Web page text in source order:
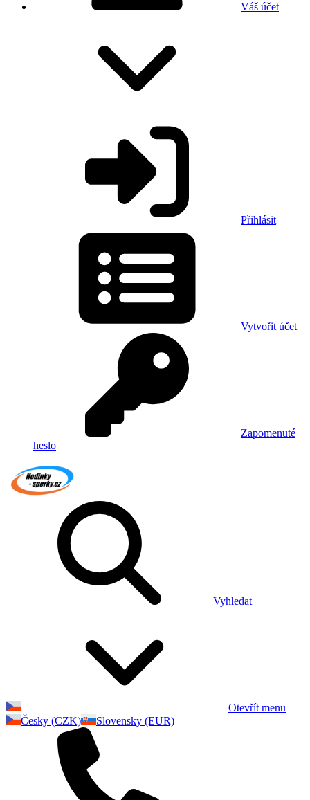
Váš účet
Přihlásit
Vytvořit účet
Zapomenuté
heslo
Vyhledat
Otevřít menu
Česky (CZK)
Slovensky (EUR)